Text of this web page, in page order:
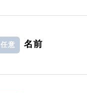
任意 名前